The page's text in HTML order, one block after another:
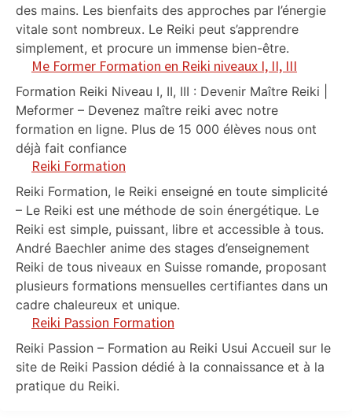
des mains. Les bienfaits des approches par l’énergie
vitale sont nombreux. Le Reiki peut s’apprendre
simplement, et procure un immense bien-être.
Me Former Formation en Reiki niveaux I, II, III
Formation Reiki Niveau I, II, III : Devenir Maître Reiki |
Meformer – Devenez maître reiki avec notre
formation en ligne. Plus de 15 000 élèves nous ont
déjà fait confiance
Reiki Formation
Reiki Formation, le Reiki enseigné en toute simplicité
– Le Reiki est une méthode de soin énergétique. Le
Reiki est simple, puissant, libre et accessible à tous.
André Baechler anime des stages d’enseignement
Reiki de tous niveaux en Suisse romande, proposant
plusieurs formations mensuelles certifiantes dans un
cadre chaleureux et unique.
Reiki Passion Formation
Reiki Passion – Formation au Reiki Usui Accueil sur le
site de Reiki Passion dédié à la connaissance et à la
pratique du Reiki.